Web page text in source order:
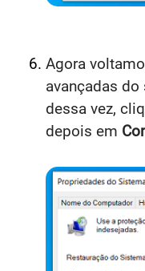
Agora
avançadas
dessa vez,
depois em